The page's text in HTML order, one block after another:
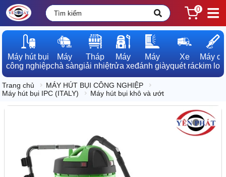
0
Máy hút bụi
công nghiệp
Máy
chà sàn
Tháp
giải nhiệt
Máy
rửa xe
Máy
đánh giày
Xe
quét rác
Máy dò
kim loại
Trang chủ
MÁY HÚT BỤI CÔNG NGHIỆP
Máy hút bụi IPC (ITALY)
Máy hút bụi khô và ướt